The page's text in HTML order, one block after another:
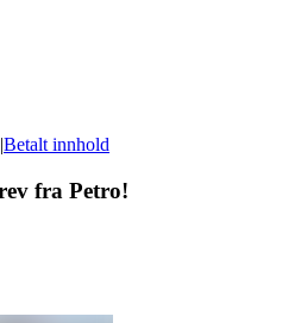
|Betalt innhold
fra Petro!